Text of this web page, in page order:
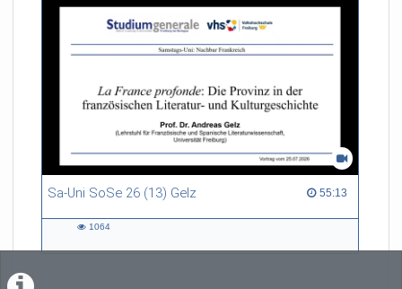
Sa-Uni SoSe 26 (13) Gelz 55:13
55:13 duration
1064